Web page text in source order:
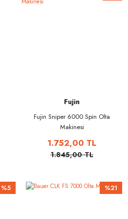
Fujin
Fujin Sniper 6000 Spin Olta
Makinesi
1.752,00 TL
1.845,00 TL
%5 %21